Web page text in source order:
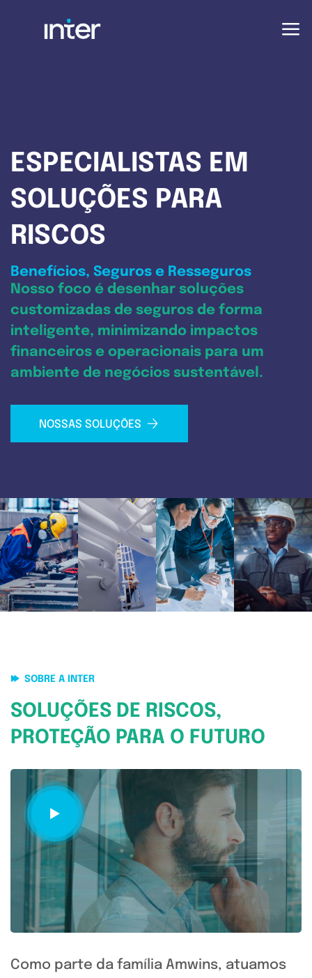
ESPECIALISTAS EM
SOLUÇÕES PARA
RISCOS
Benefícios, Seguros e Resseguros
Nosso foco é desenhar soluções
customizadas de seguros de forma
inteligente, minimizando impactos
financeiros e operacionais para um
ambiente de negócios sustentável.
NOSSAS SOLUÇÕES
SOBRE A INTER
SOLUÇÕES DE RISCOS,
PROTEÇÃO PARA O FUTURO
Como parte da família Amwins, atuamos